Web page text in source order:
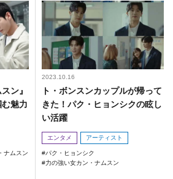
ン』
魅力
ナムスン
2023.10.16
ト・ボンスンカップルが帰って
きた！パク・ヒョンシクの眩し
い活躍
エンタメ アーティスト
パク・ヒョンシク
力の強い女カン・ナムスン